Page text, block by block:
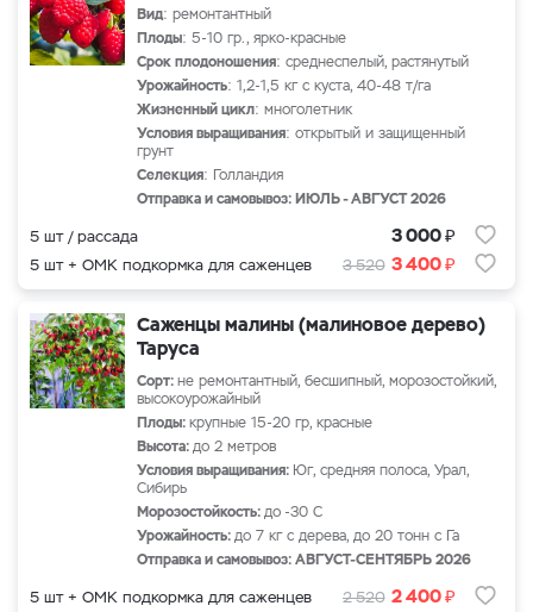
Вид: ремонтантный
Плоды: 5-10 гр., ярко-красные
Срок плодоношения: среднеспелый, растянутый
Урожайность: 1,2-1,5 кг с куста, 40-48 т/га
Жизненный цикл: многолетник
Условия выращивания: открытый и защищенный
грунт
Селекция: Голландия
Отправка и самовывоз: ИЮЛЬ - АВГУСТ 2026
5 шт / рассада 3 000₽
5 шт + ОМК подкормка для саженцев 3 520 3 400₽
Саженцы малины (малиновое дерево)
Таруса
Сорт:не ремонтантный, бесшипный, морозостойкий,
высокоурожайный
Плоды:крупные 15-20 гр, красные
Высота:до 2 метров
Условия выращивания: Юг, средняя полоса, Урал,
Сибирь
Морозостойкость:до -30 С
Урожайность:до 7 кг с дерева, до 20 тонн с Га
Отправка и самовывоз: АВГУСТ-СЕНТЯБРЬ 2026
5 шт + ОМК подкормка для саженцев 2 520 2 400₽